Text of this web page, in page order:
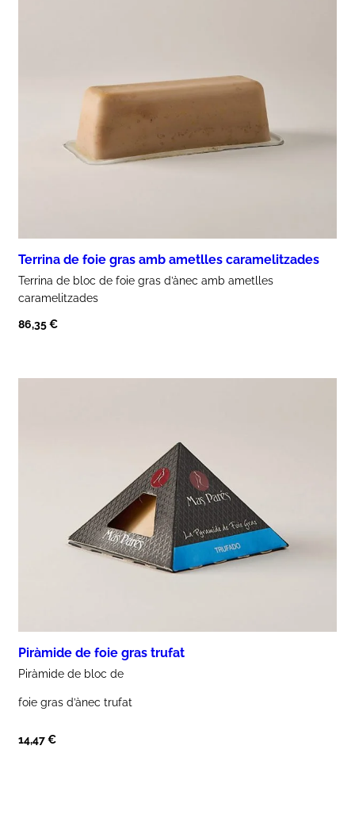
Terrina de foie gras amb ametlles caramelitzades
Terrina de bloc de foie gras d’ànec amb ametlles
caramelitzades
86,35€
Piràmide de foie gras trufat
Piràmide de bloc de
foie gras d’ànec trufat
14,47€